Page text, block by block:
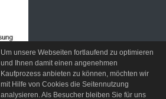
Um unsere Webseiten fortlaufend zu optimieren
und Ihnen damit einen angenehmen
Kaufprozess anbieten zu können, möchten wir
mit Hilfe von Cookies die Seitennutzung
analysieren. Als Besucher bleiben Sie für uns